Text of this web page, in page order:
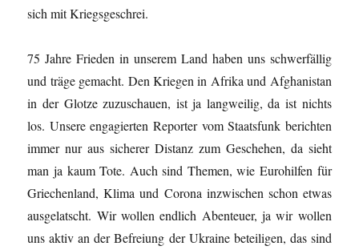
sich mit Kriegsgeschrei.
75 Jahre Frieden in unserem Land haben uns schwerfällig
und träge gemacht. Den Kriegen in Afrika und Afghanistan
in der Glotze zuzuschauen, ist ja langweilig, da ist nichts
los. Unsere engagierten Reporter vom Staatsfunk berichten
immer nur aus sicherer Distanz zum Geschehen, da sieht
man ja kaum Tote. Auch sind Themen, wie Eurohilfen für
Griechenland, Klima und Corona inzwischen schon etwas
ausgelatscht. Wir wollen endlich Abenteuer, ja wir wollen
uns aktiv an der Befreiung der Ukraine beteiligen, das sind